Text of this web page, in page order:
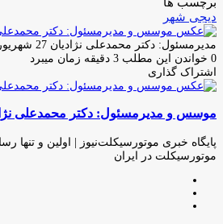
دیجی شهر
مدیرمسئول: دکتر محمدعلی نژادیان ارسال
ایمیل
27 شهریور 1403 11:49
0 خواندن این مطلب 3 دقیقه زمان میبرد
اشتراک گذاری
فیس
توئیتر
لینکدین
واتس
تلگرام
اشتراک
از
ایمیل
چاپ
موسس و مدیرمسئول: دکتر محمدعلی
پایگاه خبری موتورسیکلت‌نیوز | اولین و تنها
موتورسیکلت در ایران